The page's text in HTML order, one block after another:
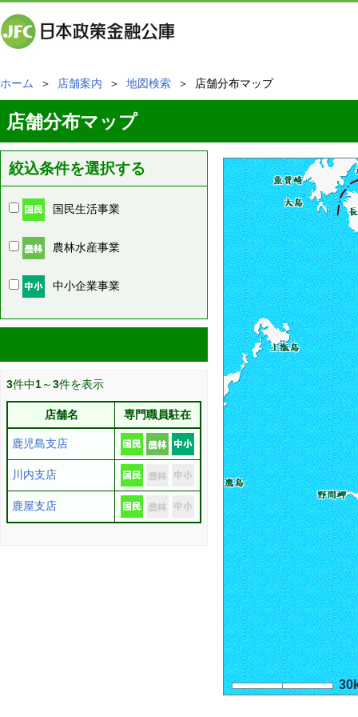
ホーム ＞ 店舗案内 ＞ 地図検索 ＞ 店舗分布マップ
店舗分布マップ
絞込条件を選択する
国民生活事業
農林水産事業
中小企業事業
3件中1～3件を表示
店舗名 専門職員駐在
鹿児島支店
川内支店
鹿屋支店